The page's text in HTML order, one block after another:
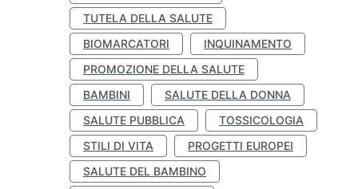
TUTELA DELLA SALUTE
BIOMARCATORI
INQUINAMENTO
PROMOZIONE DELLA SALUTE
BAMBINI
SALUTE DELLA DONNA
SALUTE PUBBLICA
TOSSICOLOGIA
STILI DI VITA
PROGETTI EUROPEI
SALUTE DEL BAMBINO